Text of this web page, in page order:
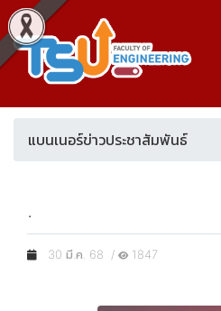
แบนเนอร์ข่าวประชาสัมพันธ์
.
30 มี.ค. 68 / 1847